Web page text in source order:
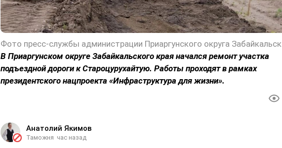
В Приаргунском округе Забайкальского края начался ремонт участка
подъездной дороги к Староцурухайтую. Работы проходят в рамках
президентского нацпроекта «Инфраструктура для жизни».
Анатолий Якимов
Таможня час назад